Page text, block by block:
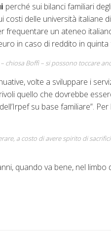
perché sui bilanci familiari
delle università italiane
frequentare un ateneo
in caso di reddito in quinta
chiosa Boffi – si possono toccare
volte a sviluppare i
quello che dovrebbe
su base familiare”.
a costo di avere spirito di
quando va bene, nel